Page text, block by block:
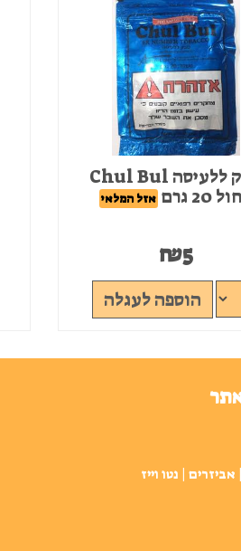
טבק ללעיסה Chul Bul
20 גרם
אזל המלאי
₪5
הוספה לעגלה
| נטו וייז